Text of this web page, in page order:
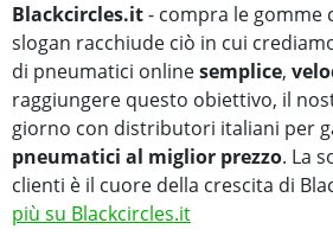
Blackcircles.it- compra le gomme
slogan racchiude ciò in cui
di pneumatici onlinesemplice,
raggiungere questo obiettivo, il
giorno con distributori italiani per
pneumatici al miglior prezzo. La
clienti è il cuore della crescita di
più su Blackcircles.it